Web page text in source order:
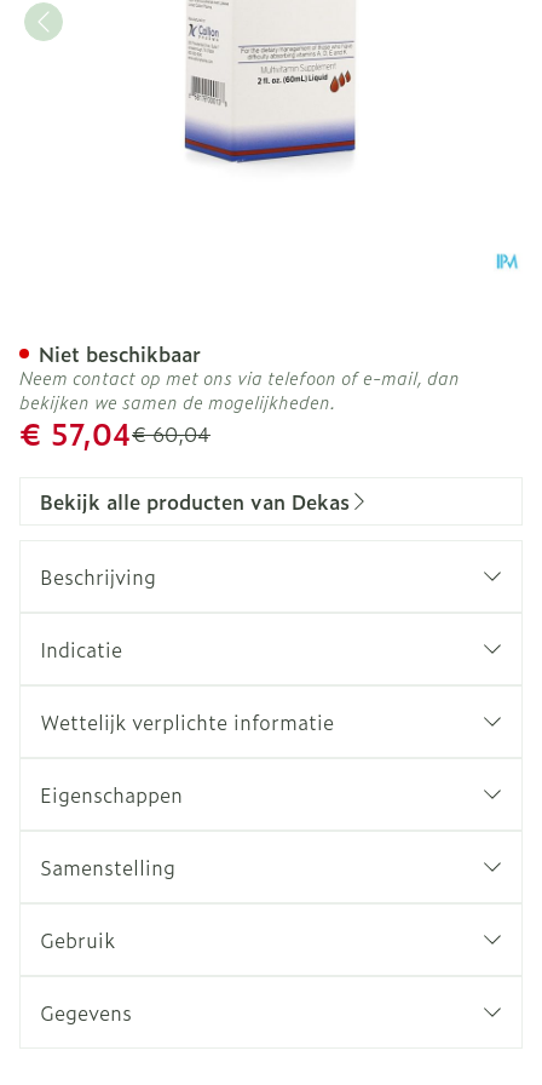
Adviesprijs
€ 60,04
Promotie prijs
€ 57,04
Niet beschikbaar
Neem contact op met ons via telefoon of e-mail, dan
bekijken we samen de mogelijkheden.
Bekijk alle producten van Dekas
Beschrijving
Indicatie
Wettelijk verplichte informatie
Eigenschappen
Samenstelling
Gebruik
Gegevens